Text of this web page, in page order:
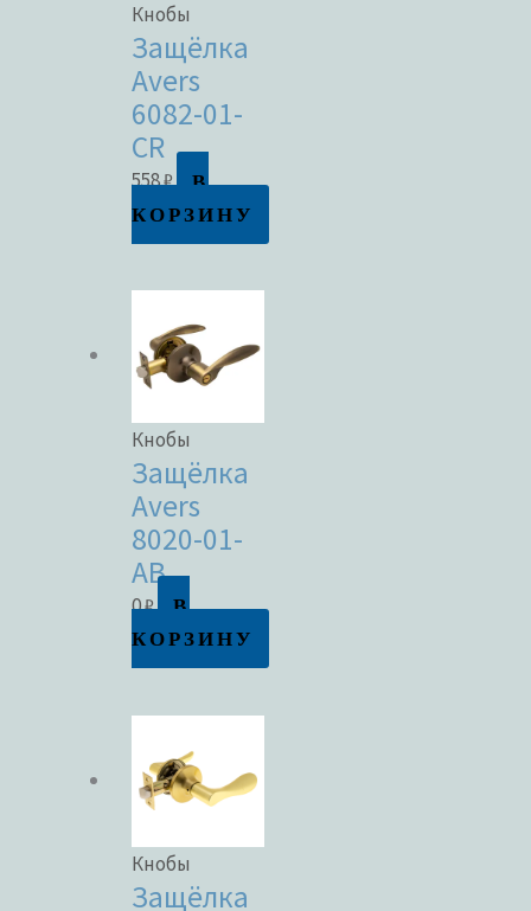
Кнобы
Защёлка
Avers
6082-01-
CR
558₽
В
КОРЗИНУ
Кнобы
Защёлка
Avers
8020-01-
AB
0₽
В
КОРЗИНУ
Кнобы
Защёлка